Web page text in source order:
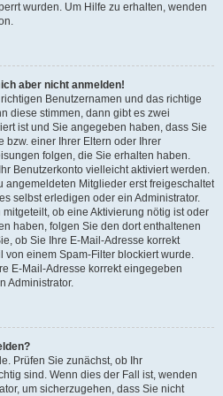
wurden. Um Hilfe zu erhalten, wenden
aber nicht anmelden!
Benutzernamen und das richtige
diese stimmen, dann gibt es zwei
ist und Sie angegeben haben, dass Sie
bzw. einer Ihrer Eltern oder Ihrer
folgen, die Sie erhalten haben.
Benutzerkonto vielleicht aktiviert werden.
angemeldeten Mitglieder erst freigeschaltet
selbst erledigen oder ein Administrator.
ob eine Aktivierung nötig ist oder
haben, folgen Sie den dort enthaltenen
ob Sie Ihre E-Mail-Adresse korrekt
einem Spam-Filter blockiert wurde.
E-Mail-Adresse korrekt eingegeben
Administrator.
Prüfen Sie zunächst, ob Ihr
sind. Wenn dies der Fall ist, wenden
um sicherzugehen, dass Sie nicht